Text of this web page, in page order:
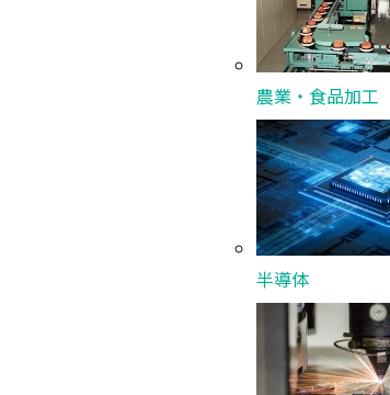
農業・食品加工
半導体
ファイバレーザ加工機